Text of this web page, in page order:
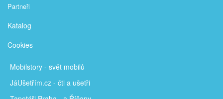
Partneři
Katalog
Cookies
Mobilstory - svět mobilů
JáUšetřím.cz - čti a ušetři